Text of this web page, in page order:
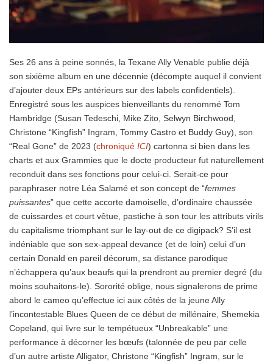
Ses 26 ans à peine sonnés, la Texane Ally Venable publie déjà
son sixième album en une décennie (décompte auquel il convient
d’ajouter deux EPs antérieurs sur des labels confidentiels).
Enregistré sous les auspices bienveillants du renommé Tom
Hambridge (Susan Tedeschi, Mike Zito, Selwyn Birchwood,
Christone “Kingfish” Ingram, Tommy Castro et Buddy Guy), son
“Real Gone” de 2023 (chroniqué ICI) cartonna si bien dans les
charts et aux Grammies que le docte producteur fut naturellement
reconduit dans ses fonctions pour celui-ci. Serait-ce pour
paraphraser notre Léa Salamé et son concept de “femmes
puissantes” que cette accorte damoiselle, d’ordinaire chaussée
de cuissardes et court vêtue, pastiche à son tour les attributs virils
du capitalisme triomphant sur le lay-out de ce digipack? S’il est
indéniable que son sex-appeal devance (et de loin) celui d’un
certain Donald en pareil décorum, sa distance parodique
n’échappera qu’aux beaufs qui la prendront au premier degré (du
moins souhaitons-le). Sororité oblige, nous signalerons de prime
abord le cameo qu’effectue ici aux côtés de la jeune Ally
l’incontestable Blues Queen de ce début de millénaire, Shemekia
Copeland, qui livre sur le tempétueux “Unbreakable” une
performance à décorner les bœufs (talonnée de peu par celle
d’un autre artiste Alligator, Christone “Kingfish” Ingram, sur le